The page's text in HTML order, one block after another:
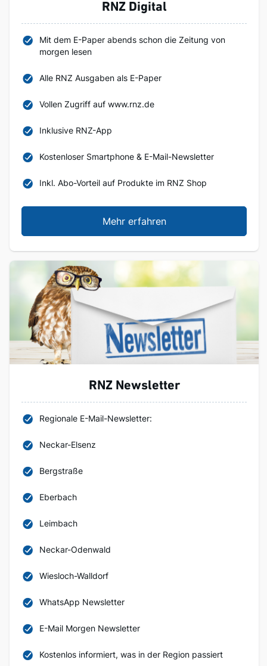
RNZ Digital
Mit dem E-Paper abends schon die Zeitung von
morgen lesen
Alle RNZ Ausgaben als E-Paper
Vollen Zugriff auf www.rnz.de
Inklusive RNZ-App
Kostenloser Smartphone & E-Mail-Newsletter
Inkl. Abo-Vorteil auf Produkte im RNZ Shop
Mehr erfahren
RNZ Newsletter
Regionale E-Mail-Newsletter:
Neckar-Elsenz
Bergstraße
Eberbach
Leimbach
Neckar-Odenwald
Wiesloch-Walldorf
WhatsApp Newsletter
E-Mail Morgen Newsletter
Kostenlos informiert, was in der Region passiert